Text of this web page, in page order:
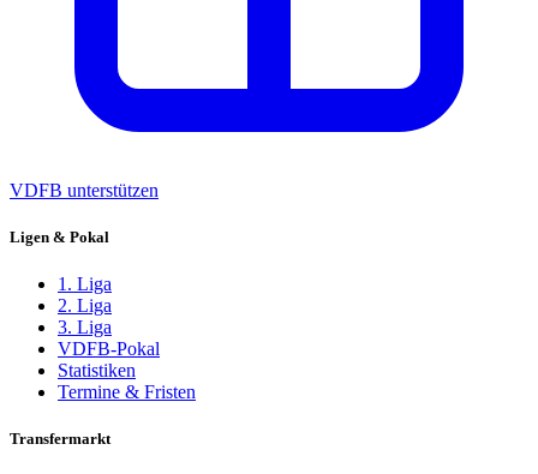
VDFB unterstützen
Ligen & Pokal
1. Liga
2. Liga
3. Liga
VDFB-Pokal
Statistiken
Termine & Fristen
Transfermarkt